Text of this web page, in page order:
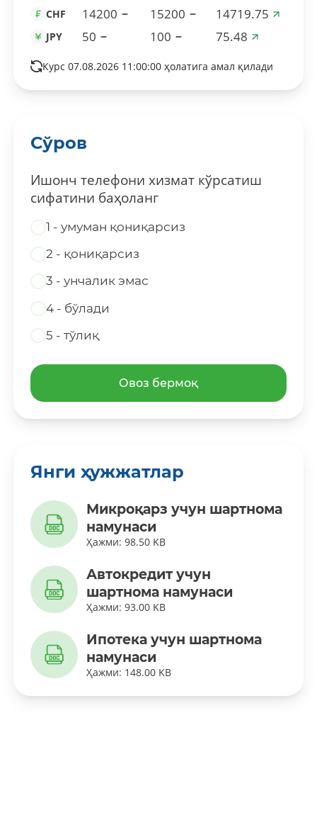
CHF 14200 15200 14719.75
JPY 50 100 75.48
Курс 07.08.2026 11:00:00 ҳолатига амал қилади
Сўров
Ишонч телефони хизмат кўрсатиш
сифатини баҳоланг
1 - умуман қониқарсиз
2 - қониқарсиз
3 - унчалик эмас
4 - бўлади
5 - тўлиқ
Овоз бермоқ
Янги ҳужжатлар
Микроқарз учун шартнома
намунаси
Ҳажми: 98.50 KB
Автокредит учун
шартнома намунаси
Ҳажми: 93.00 KB
Ипотека учун шартнома
намунаси
Ҳажми: 148.00 KB